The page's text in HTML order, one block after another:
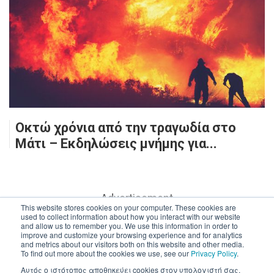
This website stores cookies on your computer. These cookies are
used to collect information about how you interact with our website
and allow us to remember you. We use this information in order to
improve and customize your browsing experience and for analytics
and metrics about our visitors both on this website and other media.
To find out more about the cookies we use, see our Privacy Policy.
Αυτός ο ιστότοπος αποθηκεύει cookies στον υπολογιστή σας.
Οκτώ χρόνια από την τραγωδία στο
Μάτι – Εκδηλώσεις μνήμης για...
- Advertisement -